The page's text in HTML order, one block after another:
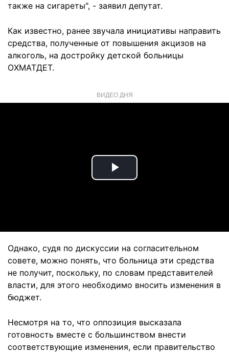
также на сигареты", - заявил депутат.
Как известно, ранее звучала инициативы направить
средства, полученные от повышения акцизов на
алкоголь, на достройку детской больницы
ОХМАТДЕТ.
ВИДЕО ДНЯ
Play
Однако, судя по дискуссии на согласительном
совете, можно понять, что больница эти средства
не получит, поскольку, по словам представителей
власти, для этого необходимо вносить изменения в
бюджет.
Несмотря на то, что оппозиция высказала
готовность вместе с большинством внести
соответствующие изменения, если правительство